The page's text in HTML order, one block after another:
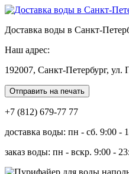
Доставка воды в Санкт-
Наш адрес:
192007, Санкт-Петербург, ул.
Отправить на печать
+7 (812) 679-77 77
доставка воды: пн - сб. 9:00 -
заказ воды: пн - вскр. 9:00 -